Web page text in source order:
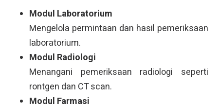
Modul Laboratorium
Mengelola permintaan dan hasil pemeriksaan
laboratorium.
Modul Radiologi
Menangani pemeriksaan radiologi seperti
rontgen dan CT scan.
Modul Farmasi